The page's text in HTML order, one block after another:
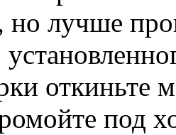
но лучше
откиньте
под